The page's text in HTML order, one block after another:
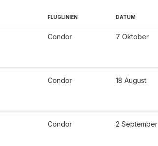
FLUGLINIEN DATUM
Condor 7 Oktober
Condor 18 August
Condor 2 September